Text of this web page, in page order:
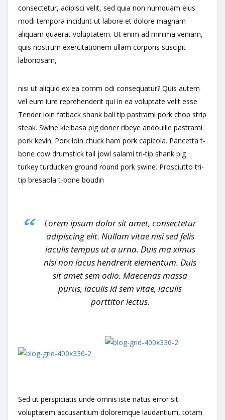
consectetur, adipisci velit, sed quia non numquam eius
modi tempora incidunt ut labore et dolore magnam
aliquam quaerat voluptatem. Ut enim ad minima veniam,
quis nostrum exercitationem ullam corporis suscipit
laboriosam,
nisi ut aliquid ex ea comm odi consequatur? Quis autem
vel eum iure reprehenderit qui in ea voluptate velit esse
Tender loin fatback shank ball tip pastrami pork chop strip
steak. Swine kielbasa pig doner ribeye andouille pastrami
pork kevin. Pork loin chuck ham pork capicola. Pancetta t-
bone cow drumstick tail jowl salami tri-tip shank pig
turkey turducken ground round pork swine. Prosciutto tri-
tip bresaola t-bone boudin
Lorem ipsum dolor sit amet, consectetur
adipiscing elit. Nullam vitae nisi sed felis
iaculis tempus ut a urna. Duis ma ximus
nisi non lacus hendrerit elementum. Duis
sit amet sem odio. Maecenas massa
purus, iaculis id sem vitae, iaculis
porttitor lectus.
Sed ut perspiciatis unde omnis iste natus error sit
voluptatem accusantium doloremque laudantium, totam